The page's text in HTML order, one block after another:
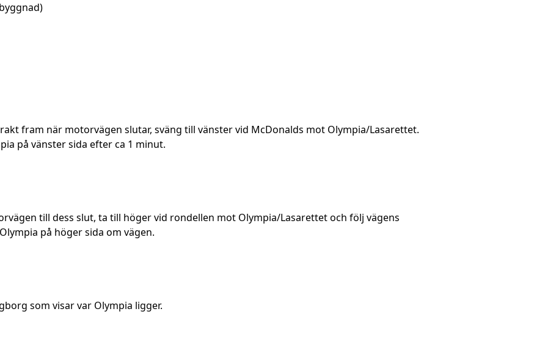
fram när motorvägen slutar, sväng till vänster vid McDonalds mot Olympia/Lasarettet.
på vänster sida efter ca 1 minut.
till dess slut, ta till höger vid rondellen mot Olympia/Lasarettet och följ vägens
på höger sida om vägen.
som visar var Olympia ligger.